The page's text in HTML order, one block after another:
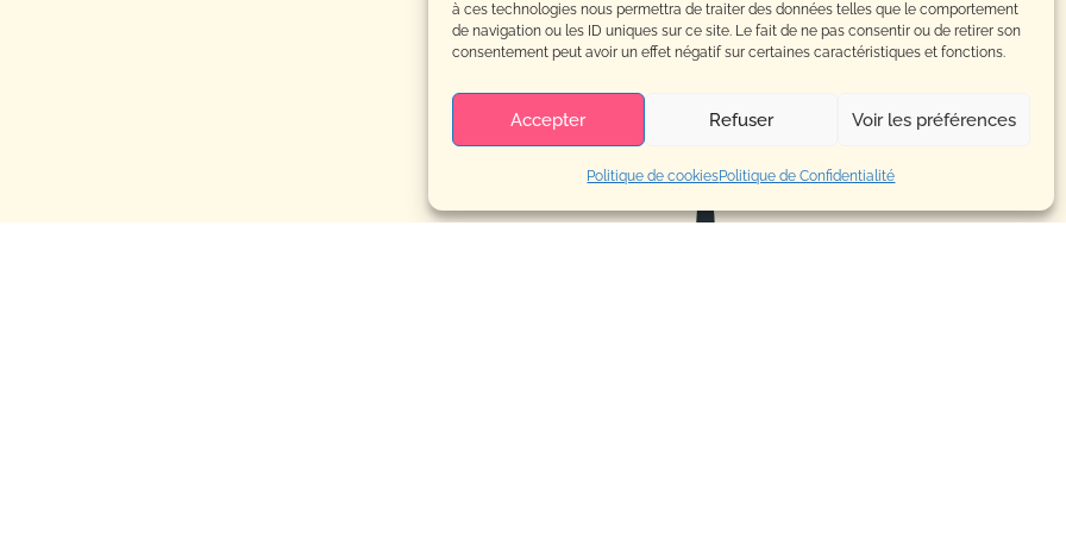
à ces technologies nous permettra de traiter des données telles que le comportement
de navigation ou les ID uniques sur ce site. Le fait de ne pas consentir ou de retirer son
consentement peut avoir un effet négatif sur certaines caractéristiques et fonctions.
Accepter Refuser Voir les préférences
Politique de cookiesPolitique de Confidentialité
nous
!